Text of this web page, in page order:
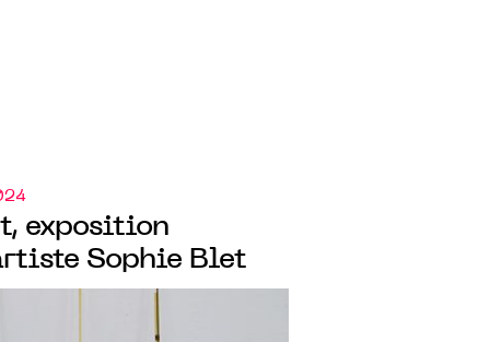
exposition
Sophie Blet